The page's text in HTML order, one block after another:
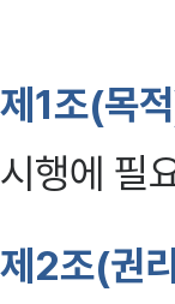
제1조(목
시행에 필
제2조(권